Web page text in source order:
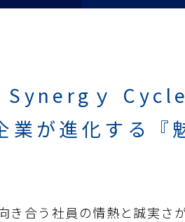
Synergｙ Cycle
業が進化する
合う社員の情熱と誠実さ